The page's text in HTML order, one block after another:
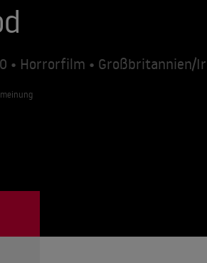
• Horrorfilm • Großbritannien/